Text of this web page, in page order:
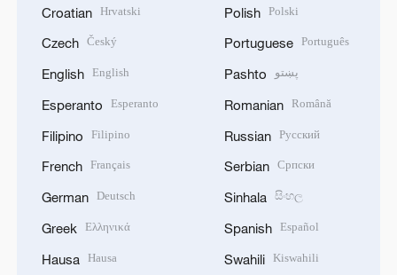
Croatian Hrvatski
Czech Český
English English
Esperanto Esperanto
Filipino Filipino
French Français
German Deutsch
Greek Ελληνικά
Hausa Hausa
Polish Polski
Portuguese Português
Pashto پښتو
Romanian Română
Russian Русский
Serbian Српски
Sinhala සිංහල
Spanish Español
Swahili Kiswahili